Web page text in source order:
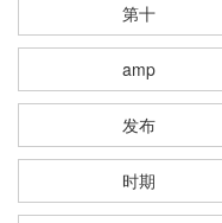
第十
amp
发布
时期